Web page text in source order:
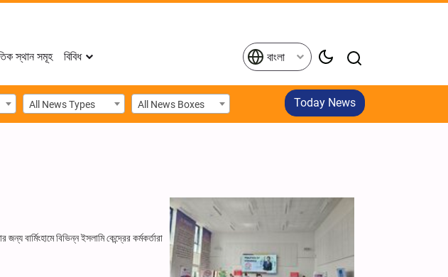
স্থান সমূহ বিবিধ বাংলা
All News Types All News Boxes Today News
বার্মিংহামে বিভিন্ন ইসলামি কেন্দ্রের কর্মকর্তারা